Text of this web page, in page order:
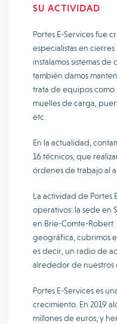
SU ACTIVIDAD
Portes E-Services fue
especialistas en
instalamos sistemas
también damos
trata de equipos como
muelles de carga,
etc.
En la actualidad,
16 técnicos, que
órdenes de trabajo al
La actividad de Portes
operativos: la sede en
en Brie-Comte-
geográfica, cubrimos
es decir, un radio de
alrededor de nuestros
Portes E-Services es
crecimiento. En 2019
millones de euros, y